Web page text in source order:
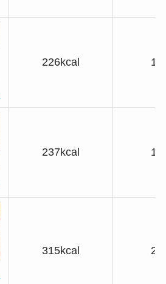
226kcal
237kcal
315kcal